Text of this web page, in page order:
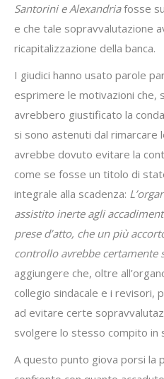
Santorini e Alexandriafosse
e che tale sopravvalutazione
ricapitalizzazione della banca.
I giudici hanno usato parole
esprimere le motivazioni che,
avrebbero giustificato la
si sono astenuti dal rimarcare
avrebbe dovuto evitare la
come se fosse un titolo di
integrale alla scadenza:
assistito inerte agli
prese d’atto, che un più
controllo avrebbe certamente
aggiungere che, oltre
collegio sindacale e i revisori,
ad evitare certe
svolgere lo stesso compito in
A questo punto giova porsi la